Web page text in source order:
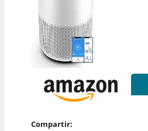
Compartir: